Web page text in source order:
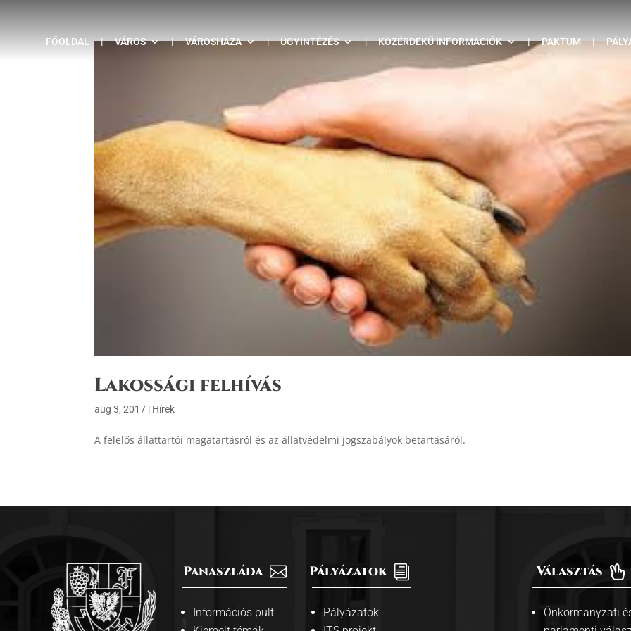
FŐOLDAL | VÁROS | VÁROSHÁZA | ÜGYINTÉZÉS | KÖZÉRDEKŰ INFORMÁCIÓK | PAKTUM |
Lakossági felhívás
aug 3, 2017 | Hírek
A felelős állattartói magatartásról és az állatvédelmi jogszabályok betartásáról.

Panaszláda
Információs pult
i
Pályázatok
Pályázatok

Választás
Önkormanyzati